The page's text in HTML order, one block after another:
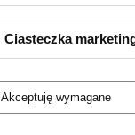
Ciasteczka
Akceptuję wymagane